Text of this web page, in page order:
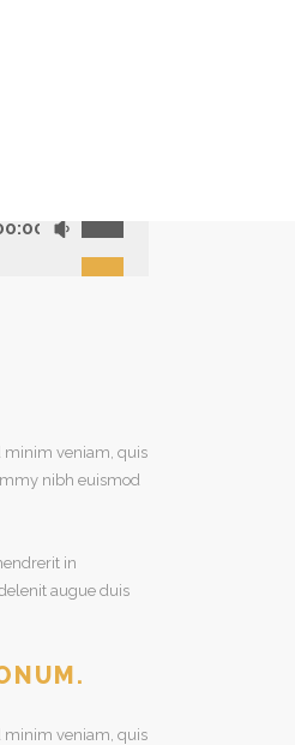
minim veniam, quis
nibh euismod
in
augue duis
minim veniam, quis